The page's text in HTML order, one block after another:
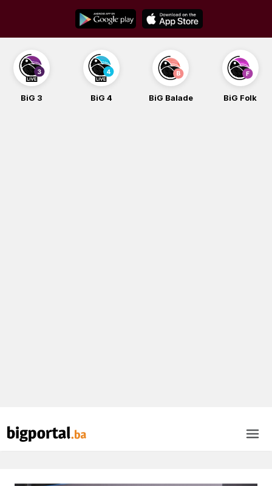
content
BiG 4 BiG Balade BiG Folk BiG iG